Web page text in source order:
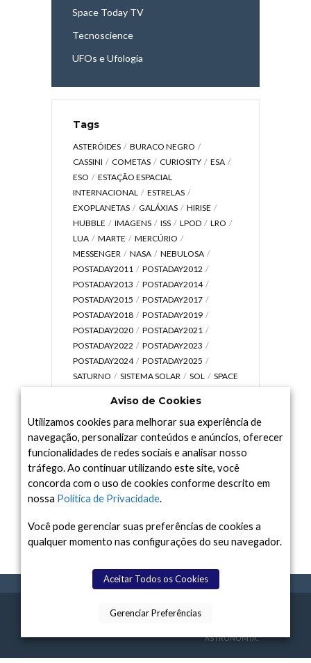
Space Today TV
Tecnoscience
UFOs e Ufologia
Tags
ASTERÓIDES
BURACO NEGRO
CASSINI
COMETAS CURIOSITY
ESA
ESO
ESTAÇÃO ESPACIAL
INTERNACIONAL
ESTRELAS
EXOPLANETAS
GALÁXIAS
HIRISE
HUBBLE
IMAGENS ISS LPOD
LRO
LUA
MARTE
MERCÚRIO
MESSENGER
NASA
NEBULOSA
POSTADAY2011
POSTADAY2012
POSTADAY2013
POSTADAY2014
POSTADAY2015
POSTADAY2017
POSTADAY2018
POSTADAY2019
POSTADAY2020
POSTADAY2021
POSTADAY2022
POSTADAY2023
POSTADAY2024
POSTADAY2025
SATURNO
SISTEMA SOLAR SOL
SPACE
UNIVERSO
VÍDEO
Arquivo
Arquivo
TERMOS CONTATO SPACE TODAY
ASTRONOMIA.
Aviso de Cookies
Utilizamos cookies para melhorar sua experiência de
navegação, personalizar conteúdos e anúncios, oferecer
funcionalidades de redes sociais e analisar nosso
tráfego. Ao continuar utilizando este site, você
concorda com o uso de cookies conforme descrito em
nossa Política de Privacidade.
Você pode gerenciar suas preferências de cookies a
qualquer momento nas configurações do seu navegador.
Aceitar Todos os Cookies
Gerenciar Preferências